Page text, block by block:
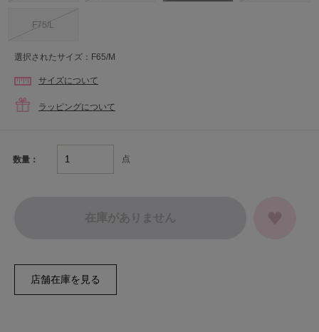
F75/L
選択されたサイズ：F65/M
サイズについて
ラッピングについて
数量： 点
在庫がありません